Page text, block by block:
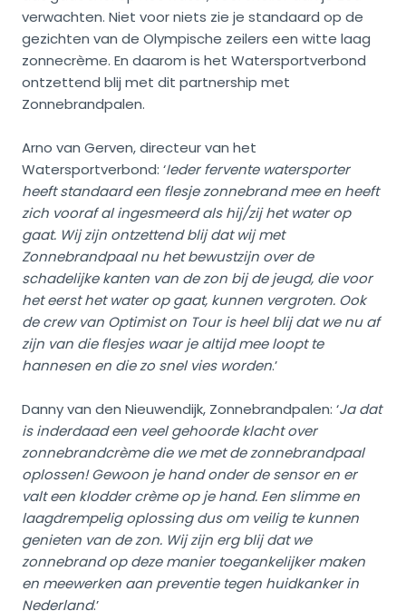
verwachten. Niet voor niets zie je standaard op de
gezichten van de Olympische zeilers een witte laag
zonnecrème. En daarom is het Watersportverbond
ontzettend blij met dit partnership met
Zonnebrandpalen.
Arno van Gerven, directeur van het
Watersportverbond: ‘Ieder fervente watersporter
heeft standaard een flesje zonnebrand mee en heeft
zich vooraf al ingesmeerd als hij/zij het water op
gaat. Wij zijn ontzettend blij dat wij met
Zonnebrandpaal nu het bewustzijn over de
schadelijke kanten van de zon bij de jeugd, die voor
het eerst het water op gaat, kunnen vergroten. Ook
de crew van Optimist on Tour is heel blij dat we nu af
zijn van die flesjes waar je altijd mee loopt te
hannesen en die zo snel vies worden.’
Danny van den Nieuwendijk, Zonnebrandpalen: ‘Ja dat
is inderdaad een veel gehoorde klacht over
zonnebrandcrème die we met de zonnebrandpaal
oplossen! Gewoon je hand onder de sensor en er
valt een klodder crème op je hand. Een slimme en
laagdrempelig oplossing dus om veilig te kunnen
genieten van de zon. Wij zijn erg blij dat we
zonnebrand op deze manier toegankelijker maken
en meewerken aan preventie tegen huidkanker in
Nederland.’